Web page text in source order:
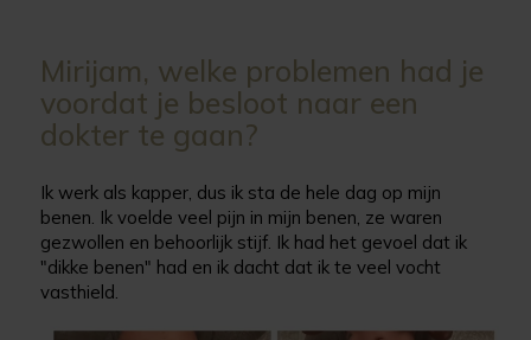
Mirijam, welke problemen had je
voordat je besloot naar een
dokter te gaan?
Ik werk als kapper, dus ik sta de hele dag op mijn
benen. Ik voelde veel pijn in mijn benen, ze waren
gezwollen en behoorlijk stijf. Ik had het gevoel dat ik
"dikke benen" had en ik dacht dat ik te veel vocht
vasthield.